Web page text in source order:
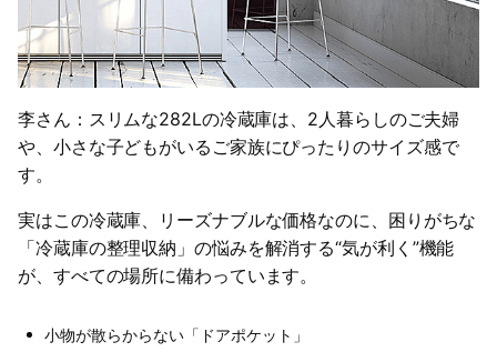
李さん：スリムな282Lの冷蔵庫は、2人暮らしのご夫婦
や、小さな子どもがいるご家族にぴったりのサイズ感で
す。
実はこの冷蔵庫、リーズナブルな価格なのに、困りがちな
「冷蔵庫の整理収納」の悩みを解消する“気が利く”機能
が、すべての場所に備わっています。
小物が散らからない「ドアポケット」